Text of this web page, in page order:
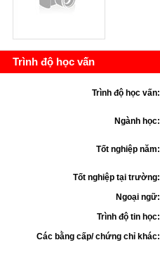
Trình độ học vấn
Trình độ học vấn:
Ngành học:
Tốt nghiệp năm:
Tốt nghiệp tại trường:
Ngoại ngữ:
Trình độ tin học:
Các bằng cấp/ chứng chỉ khác: